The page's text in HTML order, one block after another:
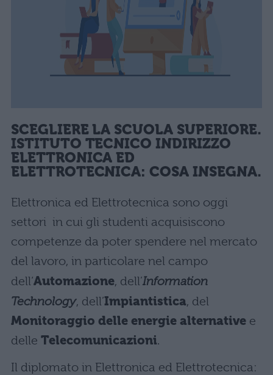
SCEGLIERE LA SCUOLA SUPERIORE.
ISTITUTO TECNICO INDIRIZZO
ELETTRONICA ED
ELETTROTECNICA: COSA INSEGNA.
Elettronica ed Elettrotecnica sono oggi
settori in cui gli studenti acquisiscono
competenze da poter spendere nel mercato
del lavoro, in particolare nel campo
dell‘Automazione, dell’Information
Technology, dell’Impiantistica, del
Monitoraggio delle energie alternative e
delle Telecomunicazioni.
Il diplomato in Elettronica ed Elettrotecnica: